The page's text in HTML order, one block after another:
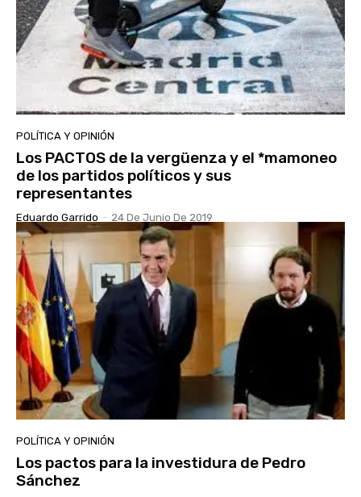
POLÍTICA Y OPINIÓN
Los PACTOS de la vergüenza y el *mamoneo
de los partidos políticos y sus
representantes
Eduardo Garrido - 24 De Junio De 2019
POLÍTICA Y OPINIÓN
Los pactos para la investidura de Pedro
Sánchez